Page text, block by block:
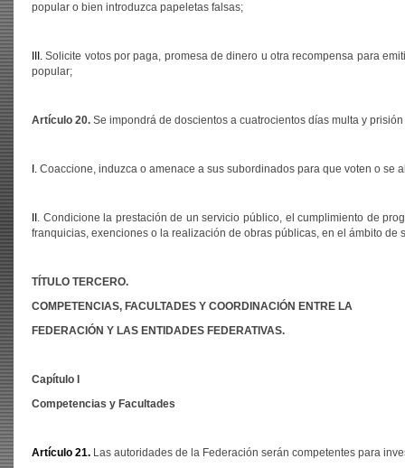
popular o bien introduzca papeletas falsas;
III. Solicite votos por paga, promesa de dinero u otra recompensa para
popular;
Artículo 20. Se impondrá de doscientos a cuatrocientos días multa y
I. Coaccione, induzca o amenace a sus subordinados para que voten o se
. Condicione la prestación de un servicio público, el cumplimiento de
franquicias, exenciones o la realización de obras públicas, en el ámbito
TÍTULO TERCERO.
COMPETENCIAS, FACULTADES Y COORDINACIÓN ENTRE LA
FEDERACIÓN Y LAS ENTIDADES FEDERATIVAS.
Capítulo I
Competencias y Facultades
Artículo 21. Las autoridades de la Federación serán competentes para